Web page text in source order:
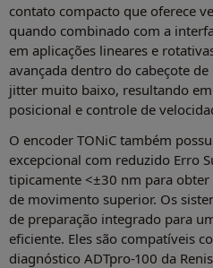
contato compacto que oferece
quando combinado com a
em aplicações lineares e
avançada dentro do cabeçote
jitter muito baixo, resultando
posicional e controle de
O encoder TONiC também
excepcional com reduzido Erro
tipicamente <±30 nm para
de movimento superior. Os
de preparação integrado para
eficiente. Eles são compatíveis
diagnóstico ADTpro-100 da